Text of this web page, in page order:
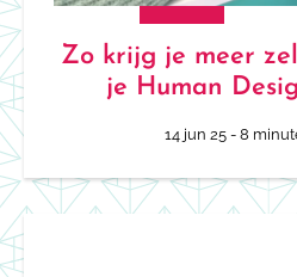
Zo krijg je meer
je Human
14 jun 25 - 8